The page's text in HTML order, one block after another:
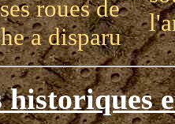
roues de
a disparu